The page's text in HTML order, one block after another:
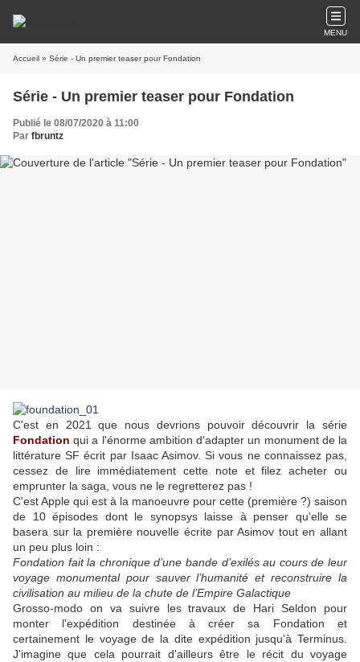
MENU
Accueil » Série - Un premier teaser pour Fondation
Série - Un premier teaser pour Fondation
Publié le 08/07/2020 à 11:00
Par fbruntz
C'est en 2021 que nous devrions pouvoir découvrir la série
Fondation qui a l'énorme ambition d'adapter un monument de la
littérature SF écrit par Isaac Asimov. Si vous ne connaissez pas,
cessez de lire immédiatement cette note et filez acheter ou
emprunter la saga, vous ne le regretterez pas !
C'est Apple qui est à la manoeuvre pour cette (première ?) saison
de 10 épisodes dont le synopsys laisse à penser qu'elle se
basera sur la première nouvelle écrite par Asimov tout en allant
un peu plus loin :
Fondation fait la chronique d’une bande d’exilés au cours de leur
voyage monumental pour sauver l’humanité et reconstruire la
civilisation au milieu de la chute de l’Empire Galactique
Grosso-modo on va suivre les travaux de Hari Seldon pour
monter l'expédition destinée à créer sa Fondation et
certainement le voyage de la dite expédition jusqu'à Terminus.
J'imagine que cela pourrait d'ailleurs être le récit du voyage